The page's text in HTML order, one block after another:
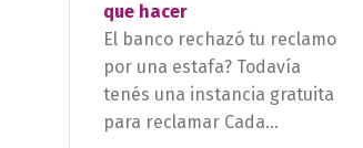
que hacer
El banco rechazó tu reclamo
por una estafa? Todavía
tenés una instancia gratuita
para reclamar Cada...